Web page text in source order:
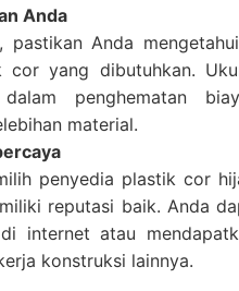
Anda
pastikan Anda
cor yang dibutuhkan.
penghematan
material.
penyedia plastik cor
reputasi baik. Anda
internet atau
konstruksi lainnya.